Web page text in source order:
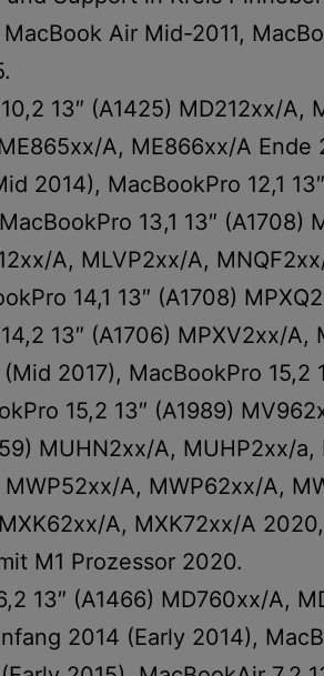
Air Mid-2011,
13″ (A1425) MD212xx/A,
A, ME866xx/A Ende
2014), MacBookPro 12,1
13,1 13″
A, MLVP2xx/A,
14,1 13″ (A1708)
13″ (A1706) MPXV2xx/
2017), MacBookPro
15,2 13″ (A1989)
MUHN2xx/A, MUHP2xx/
A, MWP62xx/A,
A, MXK72xx/A
M1 Prozessor 2020.
13″ (A1466) MD760xx/A,
2014 (Early 2014),